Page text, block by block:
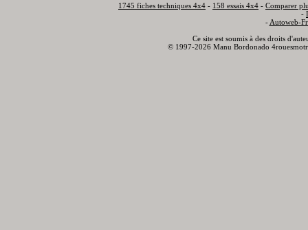
1745 fiches techniques 4x4 - 158 essais 4x4 - Comparer
-
- Autoweb-
Ce site est soumis à des droits
© 1997-2026 Manu Bordonado